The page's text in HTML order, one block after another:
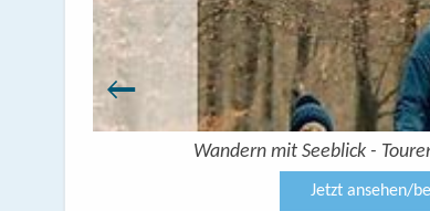
Wandern mit Seeblick -
Jetzt ansehen/